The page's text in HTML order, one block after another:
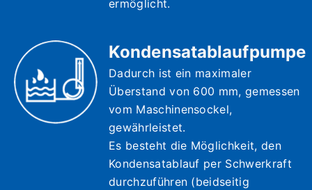
ermöglicht.
Kondensatablaufpumpe
Dadurch ist ein maximaler
Überstand von 600 mm, gemessen
vom Maschinensockel,
gewährleistet.
Es besteht die Möglichkeit, den
Kondensatablauf per Schwerkraft
durchzuführen (beidseitig